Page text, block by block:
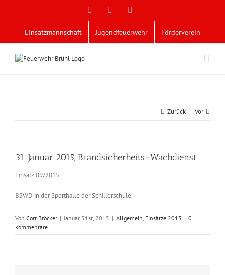
Facebook
Einsatzmannschaft Jugendfeuerwehr Förderverein
Zurück Vor
31. Januar 2015, Brandsicherheits-Wachdienst
Einsatz 09/2015
BSWD in der Sporthalle der Schillerschule.
Von Cort Bröcker | Januar 31st, 2015 | Allgemein, Einsätze 2015 | 0
Kommentare